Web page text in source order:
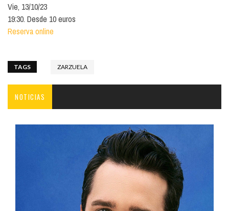
Vie, 13/10/23
19:30. Desde 10 euros
Reserva online
TAGS ZARZUELA
NOTICIAS